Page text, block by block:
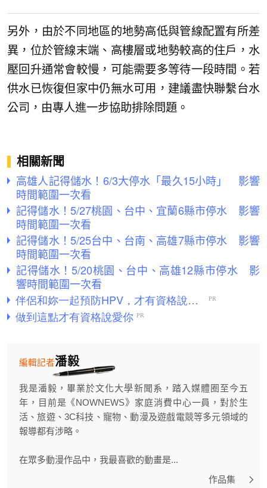
另外，由於不同地區的地勢高低與管線配置有所差
異，位於管線末端、高樓層或地勢較高的住戶，水
壓回升通常會較慢，可能需要多等待一段時間。若
供水已恢復但家中仍無水可用，建議盡快聯繫台水
公司，由專人進一步協助排除問題。
相關新聞
高雄人記得儲水！6/3大停水「最久15小時」 影響
時間範圍一次看
記得儲水！5/27桃園、台中、宜蘭6縣市停水 影響
時間範圍一次看
記得儲水！5/25台中、台南、高雄7縣市停水 影響
時間範圍一次看
記得儲水！5/20桃園、台中、高雄12縣市停水 影
響時間範圍一次看
潘毅
編輯記者
我是潘毅，畢業於文化大學新聞系，踏入媒體圈至今五
年，目前是《NOWNEWS》家庭消費中心一員，對於生
活、旅遊、3C科技、寵物、動漫及遊戲電競等多元領域的
報導都有涉略。
在眾多動漫作品中，我最喜歡的動畫是...
作品集